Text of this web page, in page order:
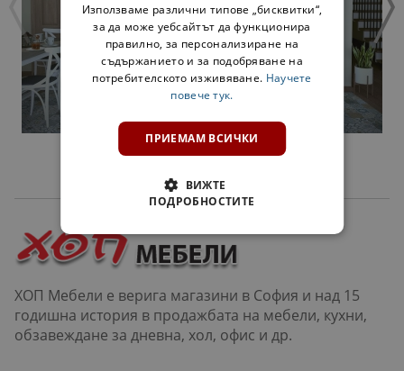
КУХНЯ
ХОП Мебели е верига магазини в София и над 15
годишна история в продажбата на мебели, кухни,
обзавеждане за дневна, хол, офис и др.
Използваме различни типове „бисквитки“,
за да може уебсайтът да функционира
правилно, за персонализиране на
съдържанието и за подобряване на
потребителското изживяване. Научете
повече тук.
ПРИЕМАМ ВСИЧКИ
ВИЖТЕ
ПОДРОБНОСТИТЕ